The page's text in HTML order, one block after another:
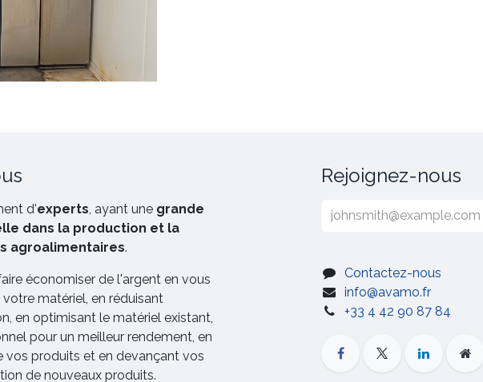
d'experts , ayant une grande
dans la production et la
agroalimentaires.
économiser de l'argent en vous
matériel, en réduisant
en optimisant le matériel existant,
pour un meilleur rendement, en
vos produits et en devançant vos
de nouveaux produits.
Rejoignez-nous
Contactez-nous
info@avamo.fr
+33 4 42 90 87 84